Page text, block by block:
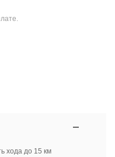
хода до 15 км